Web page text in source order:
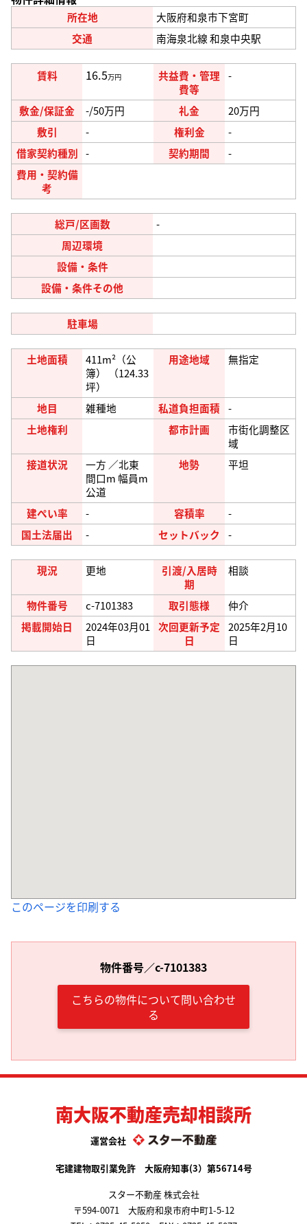
所在地
大阪府和泉市下宮町
交通
南海泉北線 和泉中央駅
賃料 16.5万円
共益費・管理
費等
-
敷金/保証金 -/50万円 礼金 20万円
敷引
- 権利金
-
借家契約種別 - 契約期間
-
費用・契約備
考
総戸/区画数
-
周辺環境
設備・条件
設備・条件その他
駐車場
土地面積
411m²（公
簿） （124.33
坪）
用途地域 無指定
地目 雑種地 私道負担面積 -
土地権利
都市計画
市街化調整区
域
接道状況
一方 ／北東
間口m 幅員m
公道
地勢 平坦
建ぺい率 - 容積率
-
国土法届出
- セットバック -
現況 更地
引渡/入居時
期
相談
物件番号 c-7101383 取引態様
仲介
掲載開始日
2024年03月01
日
次回更新予定
日
2025年2月10
日
このページを印刷する
物件番号／c-7101383
こちらの物件について問い合わせ
る
南大阪不動産売却相談所
運営会社
宅建建物取引業免許 大阪府知事(3）第56714号
スター不動産 株式会社
〒594-0071 大阪府和泉市府中町1-5-12